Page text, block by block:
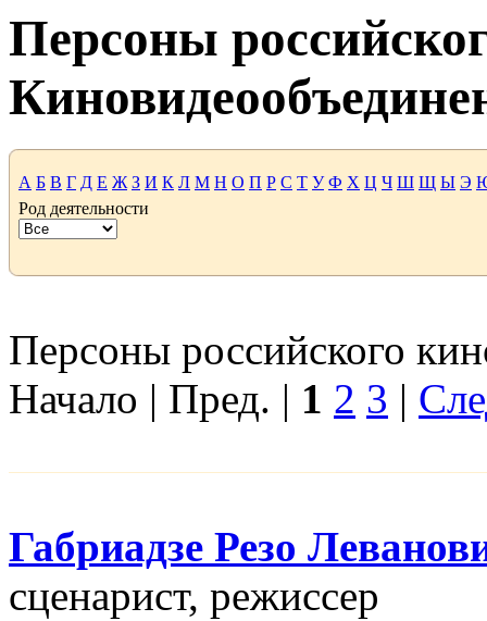
Персоны
А Б В Г Д Е Ж З И К Л М Н О П Р С Т У Ф Х Ц Ч Ш Щ Ы Э
Род деятельности
Персоны российского
Начало | Пред. | 1 2 3 |
Габриадзе Резо
сценарист, режисcер